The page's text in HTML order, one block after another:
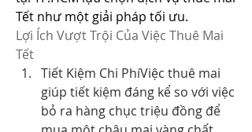
Tết như một giải pháp tối ưu.
Lợi Ích Vượt Trội Của Việc Thuê Mai
Tết
Tiết Kiệm Chi PhíViệc thuê mai
giúp tiết kiệm đáng kể so với việc
bỏ ra hàng chục triệu đồng để